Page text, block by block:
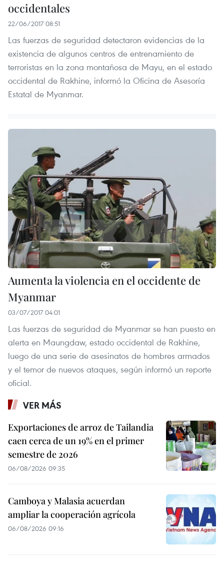
occidentales
22/06/2017 08:51
Las fuerzas de seguridad detectaron evidencias de la
existencia de algunos centros de entrenamiento de
terroristas en la zona montañosa de Mayu, en el estado
occidental de Rakhine, informó la Oficina de Asesoría
Estatal de Myanmar.
Aumenta la violencia en el occidente de
Myanmar
03/07/2017 04:01
Las fuerzas de seguridad de Myanmar se han puesto en
alerta en Maungdaw, estado occidental de Rakhine,
luego de una serie de asesinatos de hombres armados
y el temor de nuevos ataques, según informó un reporte
oficial.
VER MÁS
Exportaciones de arroz de Tailandia
caen cerca de un 19% en el primer
semestre de 2026
06/08/2026 09:35
Camboya y Malasia acuerdan
ampliar la cooperación agrícola
06/08/2026 09:16